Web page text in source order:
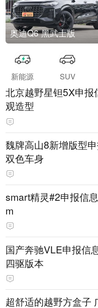
奥迪Q6 黑武士版
新能源 SUV
北京越野星钽5X申报
观造型
魏牌高山8新增版型
双色车身
smart精灵#2申报信
m
国产奔驰VLE申报信
四驱版本
超舒适的越野方盒子